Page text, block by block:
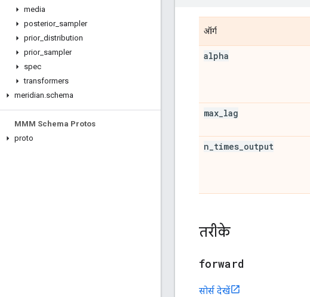
media
posterior_ sampler
prior_ distribution
prior_ sampler
spec
transformers
meridian.schema
MMM Schema Protos
proto
ऑर्ग
alpha
max lag
n times output
तरीके
forward
सोर्स देखें